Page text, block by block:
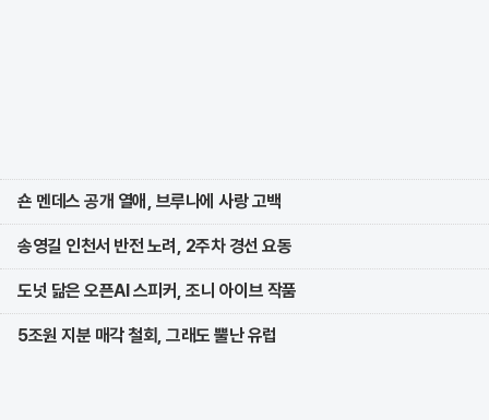
숀 멘데스 공개 열애, 브루나에 사랑 고백
송영길 인천서 반전 노려, 2주차 경선 요동
도넛 닮은 오픈AI 스피커, 조니 아이브 작품
5조원 지분 매각 철회, 그래도 뿔난 유럽